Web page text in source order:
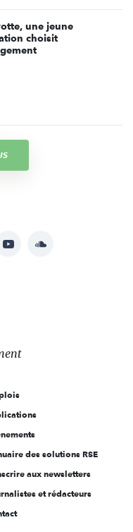
une jeune
choisit
YouTubeSoundcloud
des solutions RSE
aux newsletters
et rédacteurs